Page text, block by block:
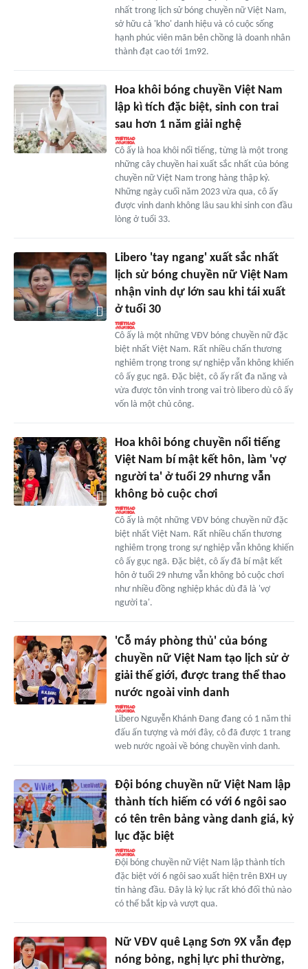
nhất trong lịch sử bóng chuyền nữ Việt Nam,
sở hữu cả 'kho' danh hiệu và có cuộc sống
hạnh phúc viên mãn bên chồng là doanh nhân
thành đạt cao tới 1m92.
Hoa khôi bóng chuyền Việt Nam
lập kì tích đặc biệt, sinh con trai
sau hơn 1 năm giải nghệ
Cô ấy là hoa khôi nổi tiếng, từng là một trong
những cây chuyền hai xuất sắc nhất của bóng
chuyền nữ Việt Nam trong hàng thập kỷ.
Những ngày cuối năm 2023 vừa qua, cô ấy
được vinh danh không lâu sau khi sinh con đầu
lòng ở tuổi 33.
Libero 'tay ngang' xuất sắc nhất
lịch sử bóng chuyền nữ Việt Nam
nhận vinh dự lớn sau khi tái xuất
ở tuổi 30
Cô ấy là một những VĐV bóng chuyền nữ đặc
biệt nhất Việt Nam. Rất nhiều chấn thương
nghiêm trọng trong sự nghiệp vẫn không khiến
cô ấy gục ngã. Đặc biệt, cô ấy rất đa năng và
vừa được tôn vinh trong vai trò libero dù cô ấy
vốn là một chủ công.
Hoa khôi bóng chuyền nổi tiếng
Việt Nam bí mật kết hôn, làm 'vợ
người ta' ở tuổi 29 nhưng vẫn
không bỏ cuộc chơi
Cô ấy là một những VĐV bóng chuyền nữ đặc
biệt nhất Việt Nam. Rất nhiều chấn thương
nghiêm trọng trong sự nghiệp vẫn không khiến
cô ấy gục ngã. Đặc biệt, cô ấy đã bí mật kết
hôn ở tuổi 29 nhưng vẫn không bỏ cuộc chơi
như nhiều đồng nghiệp khác dù đã là 'vợ
người ta'.
'Cỗ máy phòng thủ' của bóng
chuyền nữ Việt Nam tạo lịch sử ở
giải thế giới, được trang thể thao
nước ngoài vinh danh
Libero Nguyễn Khánh Đang đang có 1 năm thi
đấu ấn tượng và mới đây, cô đã được 1 trang
web nước ngoài về bóng chuyền vinh danh.
Đội bóng chuyền nữ Việt Nam lập
thành tích hiếm có với 6 ngôi sao
có tên trên bảng vàng danh giá, kỷ
lục đặc biệt
Đội bóng chuyền nữ Việt Nam lập thành tích
đặc biệt với 6 ngôi sao xuất hiện trên BXH uy
tin hàng đầu. Đây là kỷ lục rất khó đối thủ nào
có thể bắt kịp và vượt qua.
Nữ VĐV quê Lạng Sơn 9X vẫn đẹp
nóng bỏng, nghị lực phi thường,